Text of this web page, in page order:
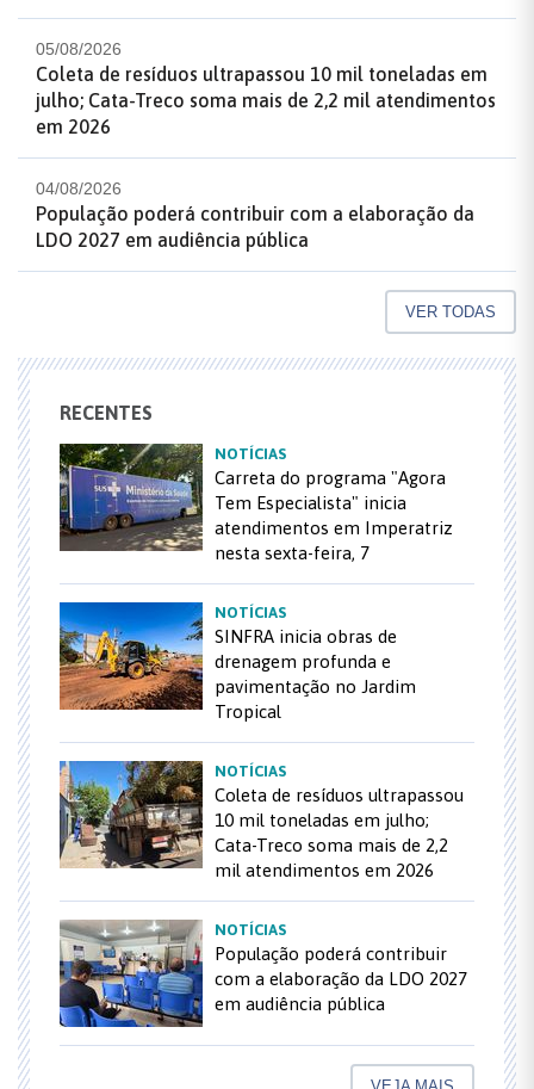
05/08/2026
Coleta de resíduos ultrapassou 10 mil toneladas em
julho; Cata-Treco soma mais de 2,2 mil atendimentos
em 2026
04/08/2026
População poderá contribuir com a elaboração da
LDO 2027 em audiência pública
VER TODAS
RECENTES
NOTÍCIAS
Carreta do programa "Agora
Tem Especialista" inicia
atendimentos em Imperatriz
nesta sexta-feira, 7
NOTÍCIAS
SINFRA inicia obras de
drenagem profunda e
pavimentação no Jardim
Tropical
NOTÍCIAS
Coleta de resíduos ultrapassou
10 mil toneladas em julho;
Cata-Treco soma mais de 2,2
mil atendimentos em 2026
NOTÍCIAS
População poderá contribuir
com a elaboração da LDO 2027
em audiência pública